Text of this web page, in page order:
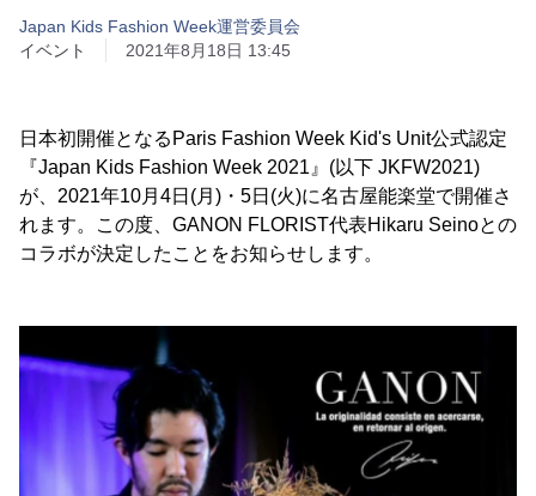
Japan Kids Fashion Week運営委員会
イベント
2021年8月18日 13:45
日本初開催となるParis Fashion Week Kid's Unit公式認定
『Japan Kids Fashion Week 2021』(以下 JKFW2021)
が、2021年10月4日(月)・5日(火)に名古屋能楽堂で開催さ
れます。この度、GANON FLORIST代表Hikaru Seinoとの
コラボが決定したことをお知らせします。